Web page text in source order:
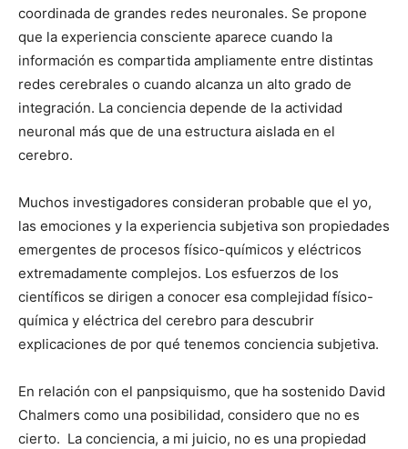
coordinada de grandes redes neuronales. Se propone
que la experiencia consciente aparece cuando la
información es compartida ampliamente entre distintas
redes cerebrales o cuando alcanza un alto grado de
integración. La conciencia depende de la actividad
neuronal más que de una estructura aislada en el
cerebro.
Muchos investigadores consideran probable que el yo,
las emociones y la experiencia subjetiva son propiedades
emergentes de procesos físico-químicos y eléctricos
extremadamente complejos. Los esfuerzos de los
científicos se dirigen a conocer esa complejidad físico-
química y eléctrica del cerebro para descubrir
explicaciones de por qué tenemos conciencia subjetiva.
En relación con el panpsiquismo, que ha sostenido David
Chalmers como una posibilidad, considero que no es
cierto. La conciencia, a mi juicio, no es una propiedad